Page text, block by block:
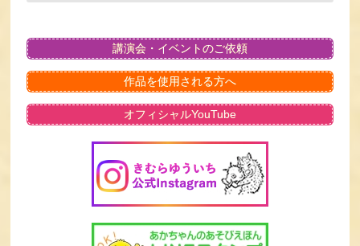
講演会・イベントのご依頼
作品を使用される方へ
オフィシャルYouTube